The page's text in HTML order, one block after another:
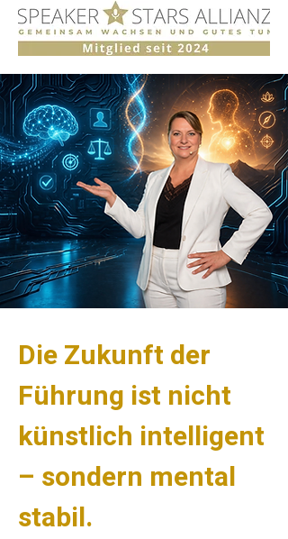
Die Zukunft der
Führung ist nicht
künstlich intelligent
– sondern mental
stabil.